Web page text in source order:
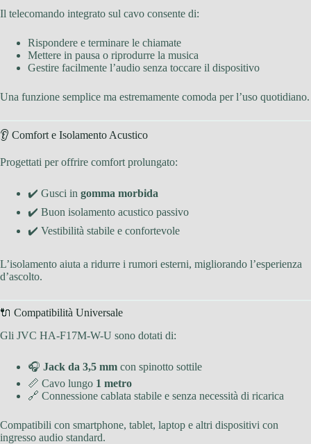
Il telecomando integrato sul cavo consente di:
Rispondere e terminare le chiamate
Mettere in pausa o riprodurre la musica
Gestire facilmente l’audio senza toccare il dispositivo
Una funzione semplice ma estremamente comoda per l’uso quotidiano.
👂 Comfort e Isolamento Acustico
Progettati per offrire comfort prolungato:
✔️ Gusci in gomma morbida
✔️ Buon isolamento acustico passivo
✔️ Vestibilità stabile e confortevole
L’isolamento aiuta a ridurre i rumori esterni, migliorando l’esperienza
d’ascolto.
🔌 Compatibilità Universale
Gli JVC HA-F17M-W-U sono dotati di:
🎧 Jack da 3,5 mm con spinotto sottile
📏 Cavo lungo 1 metro
🔗 Connessione cablata stabile e senza necessità di ricarica
Compatibili con smartphone, tablet, laptop e altri dispositivi con
ingresso audio standard.